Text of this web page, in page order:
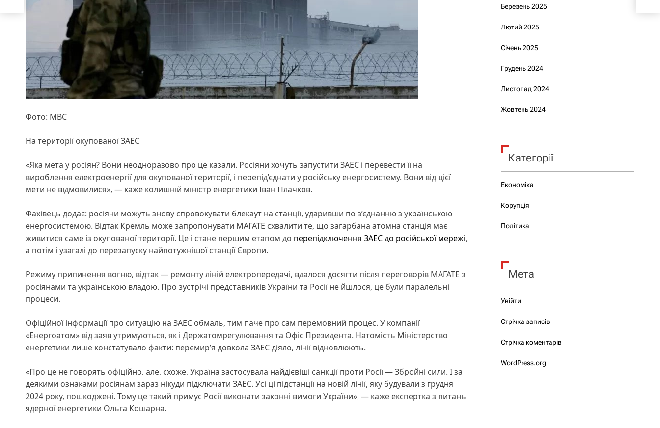
Фото: МВС
На території окупованої ЗАЕС
«Яка мета у росіян? Вони неодноразово про це казали. Росіяни хочуть запустити ЗАЕС і перевести її на
вироблення електроенергії для окупованої території, і перепід’єднати у російську енергосистему. Вони від цієї
мети не відмовилися», — каже колишній міністр енергетики Іван Плачков.
Фахівець додає: росіяни можуть знову спровокувати блекаут на станції, ударивши по з’єднанню з українською
енергосистемою. Відтак Кремль може запропонувати МАГАТЕ схвалити те, що загарбана атомна станція має
живитися саме із окупованої території. Це і стане першим етапом до перепідключення ЗАЕС до російської мережі,
а потім і узагалі до перезапуску найпотужнішої станції Європи.
Режиму припинення вогню, відтак — ремонту ліній електропередачі, вдалося досягти після переговорів МАГАТЕ з
росіянами та українською владою. Про зустрічі представників України та Росії не йшлося, це були паралельні
процеси.
Офіційної інформації про ситуацію на ЗАЕС обмаль, тим паче про сам перемовний процес. У компанії
«Енергоатом» від заяв утримуються, як і Держатомрегулювання та Офіс Президента. Натомість Міністерство
енергетики лише констатувало факти: перемир’я довкола ЗАЕС діяло, лінії відновлюють.
«Про це не говорять офіційно, але, схоже, Україна застосувала найдієвіші санкції проти Росії — Збройні сили. І за
деякими ознаками росіянам зараз нікуди підключати ЗАЕС. Усі ці підстанції на новій лінії, яку будували з грудня
2024 року, пошкоджені. Тому це такий примус Росії виконати законні вимоги України», — каже експертка з питань
ядерної енергетики Ольга Кошарна.
Березень 2025
Лютий 2025
Січень 2025
Грудень 2024
Листопад 2024
Жовтень 2024
Категорії
Економіка
Корупція
Політика
Мета
Увійти
Стрічка записів
Стрічка коментарів
WordPress.org